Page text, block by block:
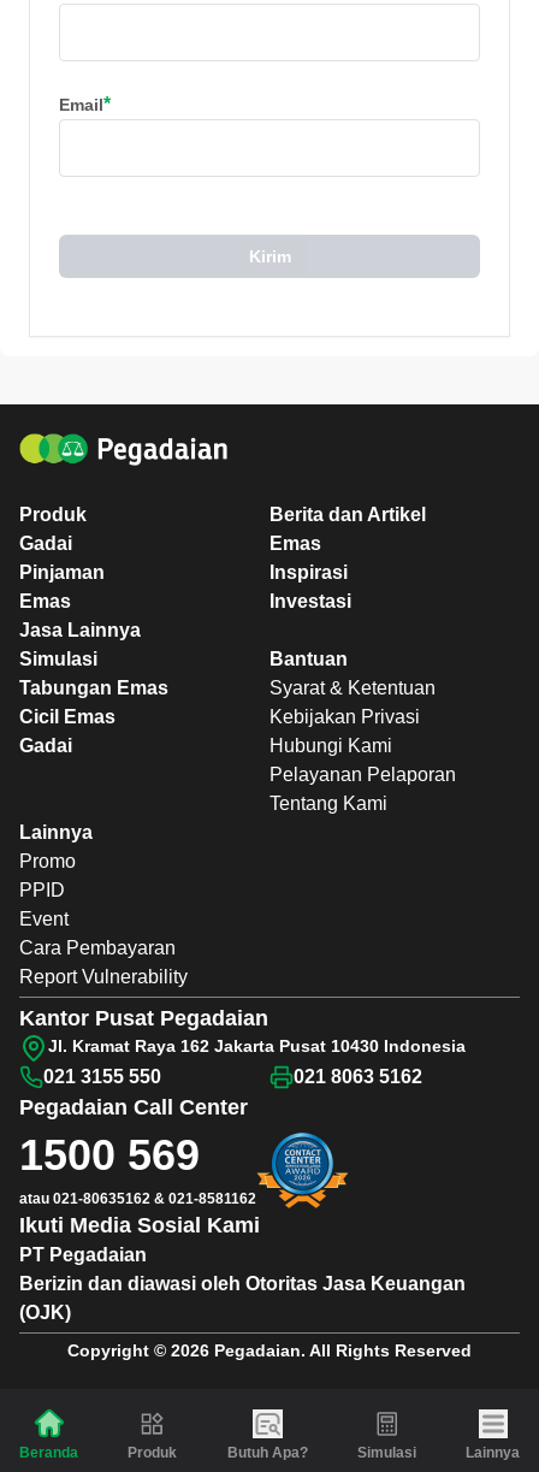
Beranda Produk Butuh Apa? Simulasi Lainnya
Email*
Kirim
Produk
Gadai
Pinjaman
Emas
Jasa Lainnya
Berita dan Artikel
Emas
Inspirasi
Investasi
Simulasi
Tabungan Emas
Cicil Emas
Gadai
Bantuan
Syarat & Ketentuan
Kebijakan Privasi
Hubungi Kami
Pelayanan Pelaporan
Tentang Kami
Lainnya
Promo
PPID
Event
Cara Pembayaran
Report Vulnerability
PT Pegadaian
Berizin dan diawasi oleh Otoritas Jasa Keuangan
(OJK)
Ikuti Media Sosial Kami
Pegadaian Call Center
1500 569
atau 021-80635162 & 021-8581162
Kantor Pusat Pegadaian
Jl. Kramat Raya 162 Jakarta Pusat 10430 Indonesia
021 3155 550 021 8063 5162
Copyright © 2026 Pegadaian. All Rights Reserved